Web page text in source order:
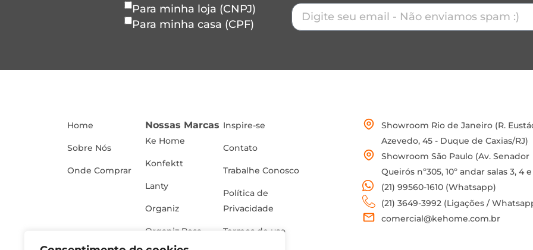
Para minha loja (CNPJ)
Para minha casa (CPF)
Home
Sobre Nós
Onde Comprar
Nossas Marcas
Ke Home
Konfektt
Lanty
Organiz
Organiz Rosa
Inspire-se
Contato
Trabalhe Conosco
Política de
Privacidade
Termos de uso
Showroom Rio de Janeiro (R.
Azevedo, 45 - Duque de Caxias/RJ)
Showroom São Paulo (Av. Senador
Queirós nº305, 10º andar salas 3, 4 e
(21) 99560-1610 (Whatsapp)
(21) 3649-3992 (Ligações /
comercial@kehome.com.br